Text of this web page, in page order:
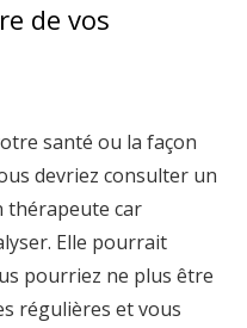
de vos
santé ou la façon
devriez consulter un
thérapeute car
Elle pourrait
pourriez ne plus être
régulières et vous